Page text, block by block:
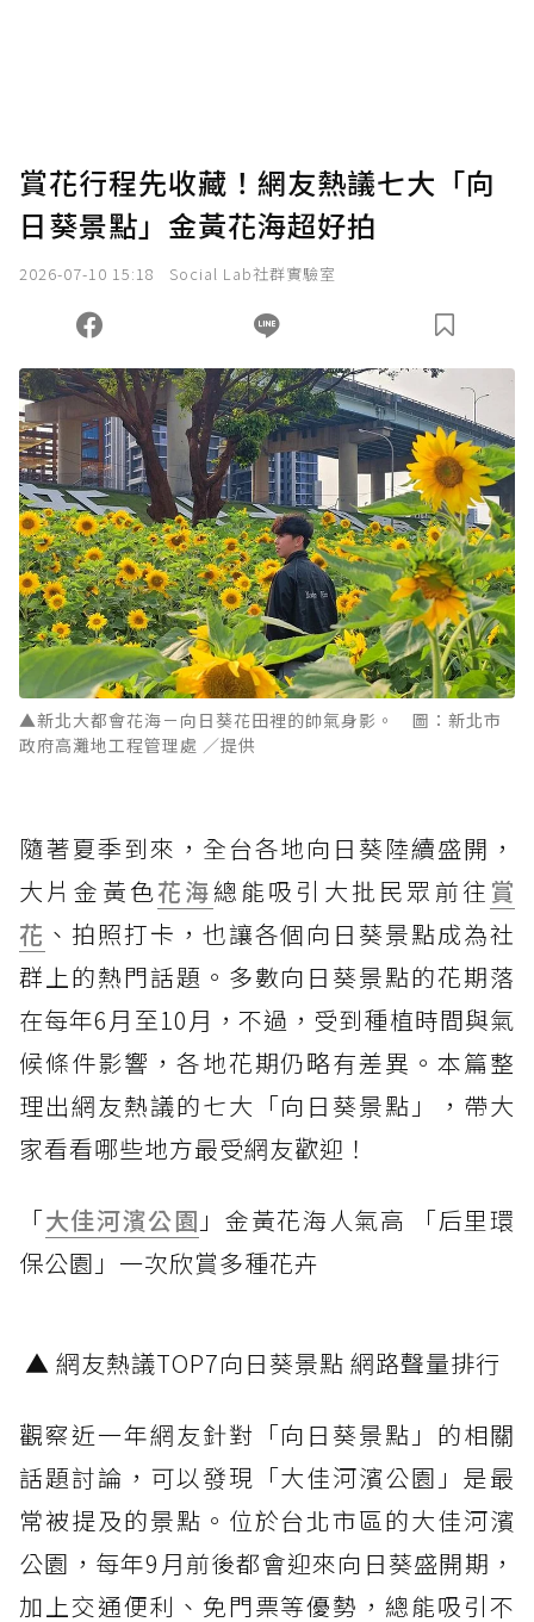
賞花行程先收藏！網友熱議七大「向
日葵景點」金黃花海超好拍
2026-07-10 15:18 Social Lab社群實驗室
▲新北大都會花海－向日葵花田裡的帥氣身影。 圖：新北市
政府高灘地工程管理處 ／提供
隨著夏季到來，全台各地向日葵陸續盛開，
大片金黃色花海總能吸引大批民眾前往 賞
花 、拍照打卡，也讓各個向日葵景點成為社
群上的熱門話題。多數向日葵景點的花期落
在每年6月至10月，不過，受到種植時間與氣
候條件影響，各地花期仍略有差異。本篇整
理出網友熱議的七大「向日葵景點」，帶大
家看看哪些地方最受網友歡迎！
「大佳河濱公園 」金黃花海人氣高 「后里環
保公園」一次欣賞多種花卉
▲ 網友熱議TOP7向日葵景點 網路聲量排行
觀察近一年網友針對「向日葵景點」的相關
話題討論，可以發現「大佳河濱公園」是最
常被提及的景點。位於台北市區的大佳河濱
公園，每年9月前後都會迎來向日葵盛開期，
加上交通便利、免門票等優勢，總能吸引不